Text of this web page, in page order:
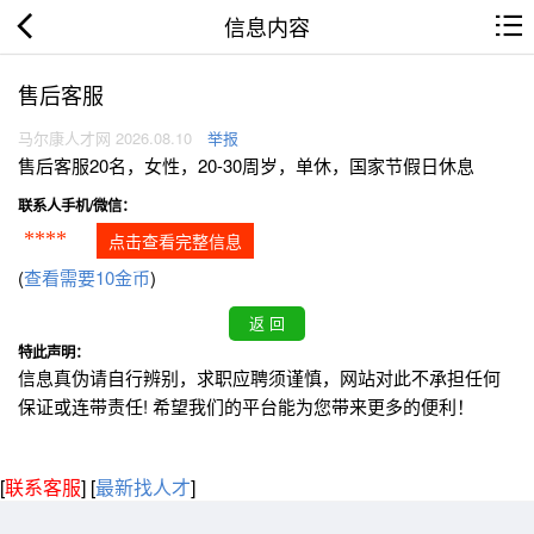
信息内容
售后客服
马尔康人才网 2026.08.10 举报
售后客服20名，女性，20-30周岁，单休，国家节假日休息
联系人手机/微信：
**** 点击查看完整信息
(查看需要10金币)
特此声明：
信息真伪请自行辨别，求职应聘须谨慎，网站对此不承担任何
保证或连带责任! 希望我们的平台能为您带来更多的便利！
[联系客服] [最新找人才]